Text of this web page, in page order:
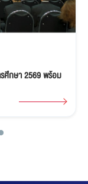
ศึกษา 2569 พร้อม